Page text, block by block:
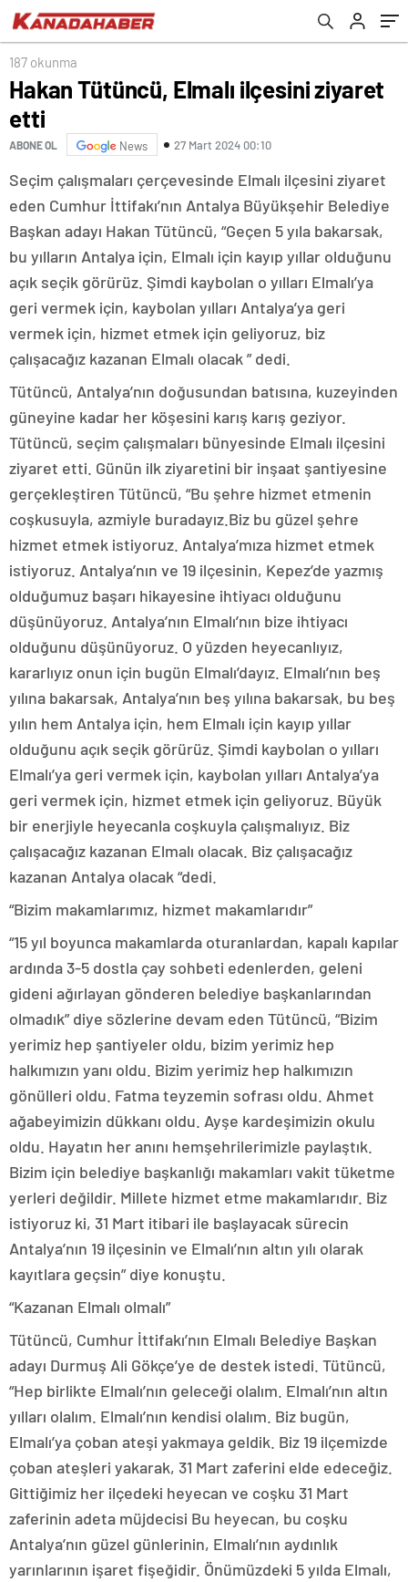
187 okunma
Hakan Tütüncü, Elmalı ilçesini ziyaret
etti
ABONE OL News 27 Mart 2024 00:10
Seçim çalışmaları çerçevesinde Elmalı ilçesini ziyaret
eden Cumhur İttifakı’nın Antalya Büyükşehir Belediye
Başkan adayı Hakan Tütüncü, “Geçen 5 yıla bakarsak,
bu yılların Antalya için, Elmalı için kayıp yıllar olduğunu
açık seçik görürüz. Şimdi kaybolan o yılları Elmalı’ya
geri vermek için, kaybolan yılları Antalya’ya geri
vermek için, hizmet etmek için geliyoruz, biz
çalışacağız kazanan Elmalı olacak ” dedi.
Tütüncü, Antalya’nın doğusundan batısına, kuzeyinden
güneyine kadar her köşesini karış karış geziyor.
Tütüncü, seçim çalışmaları bünyesinde Elmalı ilçesini
ziyaret etti. Günün ilk ziyaretini bir inşaat şantiyesine
gerçekleştiren Tütüncü, “Bu şehre hizmet etmenin
coşkusuyla, azmiyle buradayız.Biz bu güzel şehre
hizmet etmek istiyoruz. Antalya’mıza hizmet etmek
istiyoruz. Antalya’nın ve 19 ilçesinin, Kepez’de yazmış
olduğumuz başarı hikayesine ihtiyacı olduğunu
düşünüyoruz. Antalya’nın Elmalı’nın bize ihtiyacı
olduğunu düşünüyoruz. O yüzden heyecanlıyız,
kararlıyız onun için bugün Elmalı’dayız. Elmalı’nın beş
yılına bakarsak, Antalya’nın beş yılına bakarsak, bu beş
yılın hem Antalya için, hem Elmalı için kayıp yıllar
olduğunu açık seçik görürüz. Şimdi kaybolan o yılları
Elmalı’ya geri vermek için, kaybolan yılları Antalya’ya
geri vermek için, hizmet etmek için geliyoruz. Büyük
bir enerjiyle heyecanla coşkuyla çalışmalıyız. Biz
çalışacağız kazanan Elmalı olacak. Biz çalışacağız
kazanan Antalya olacak “dedi.
“Bizim makamlarımız, hizmet makamlarıdır”
“15 yıl boyunca makamlarda oturanlardan, kapalı kapılar
ardında 3-5 dostla çay sohbeti edenlerden, geleni
gideni ağırlayan gönderen belediye başkanlarından
olmadık” diye sözlerine devam eden Tütüncü, “Bizim
yerimiz hep şantiyeler oldu, bizim yerimiz hep
halkımızın yanı oldu. Bizim yerimiz hep halkımızın
gönülleri oldu. Fatma teyzemin sofrası oldu. Ahmet
ağabeyimizin dükkanı oldu. Ayşe kardeşimizin okulu
oldu. Hayatın her anını hemşehrilerimizle paylaştık.
Bizim için belediye başkanlığı makamları vakit tüketme
yerleri değildir. Millete hizmet etme makamlarıdır. Biz
istiyoruz ki, 31 Mart itibari ile başlayacak sürecin
Antalya’nın 19 ilçesinin ve Elmalı’nın altın yılı olarak
kayıtlara geçsin” diye konuştu.
“Kazanan Elmalı olmalı”
Tütüncü, Cumhur İttifakı’nın Elmalı Belediye Başkan
adayı Durmuş Ali Gökçe’ye de destek istedi. Tütüncü,
“Hep birlikte Elmalı’nın geleceği olalım. Elmalı’nın altın
yılları olalım. Elmalı’nın kendisi olalım. Biz bugün,
Elmalı’ya çoban ateşi yakmaya geldik. Biz 19 ilçemizde
çoban ateşleri yakarak, 31 Mart zaferini elde edeceğiz.
Gittiğimiz her ilçedeki heyecan ve coşku 31 Mart
zaferinin adeta müjdecisi Bu heyecan, bu coşku
Antalya’nın güzel günlerinin, Elmalı’nın aydınlık
yarınlarının işaret fişeğidir. Önümüzdeki 5 yılda Elmalı,